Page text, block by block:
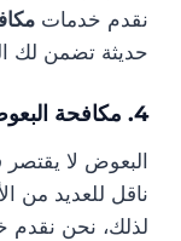
نقدم خدمات
حديثة تضمن لك
4. مكافحة البعوض في جدة
البعوض لا
ناقل للعديد من
لذلك، نحن نقدم